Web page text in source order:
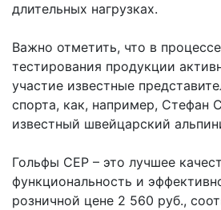
длительных нагрузках.
Важно отметить, что в
тестирования продукции
участие известные
спорта, как, например, Стефан
известный швейцарский
Гольфы CEP – это лучшее
функциональность и
розничной цене 2 560 руб.,